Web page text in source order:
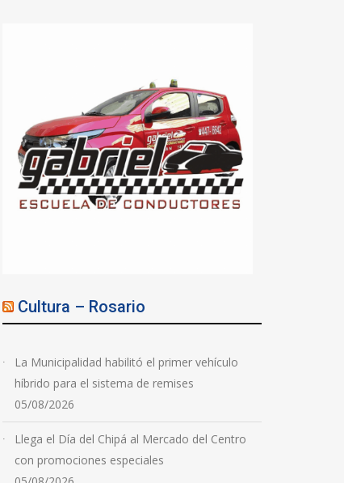
Cultura – Rosario
La Municipalidad habilitó el primer vehículo
híbrido para el sistema de remises
05/08/2026
Llega el Día del Chipá al Mercado del Centro
con promociones especiales